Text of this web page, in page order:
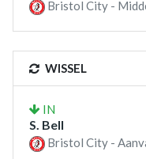
Bristol City -
WISSEL
IN
S. Bell
Bristol City -